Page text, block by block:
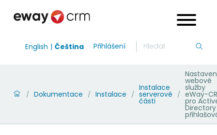
English Čeština Přihlášení
/ Dokumentace / Instalace /
Instalace
serverové
části
/
webové
služby
eWay-
pro
Directory